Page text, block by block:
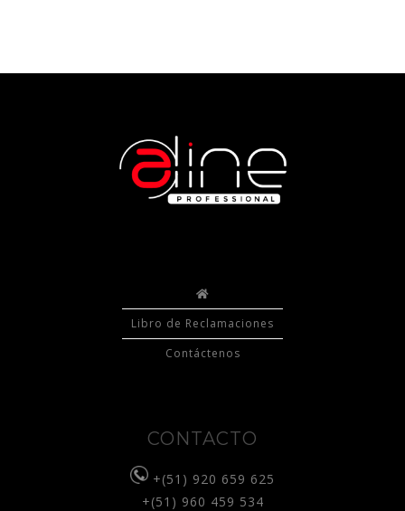
Libro de Reclamaciones
Contáctenos
CONTACTO
+(51) 920 659 625
+(51) 960 459 534